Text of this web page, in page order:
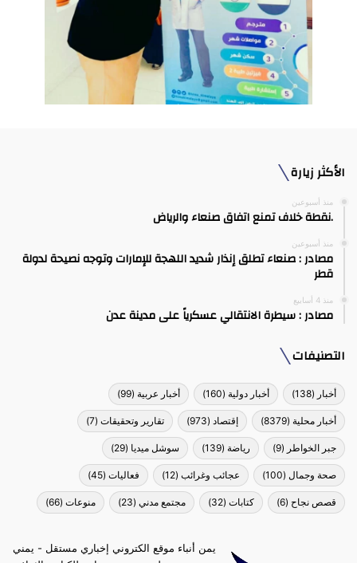
الأكثر زيارة
منذ أسبوعين
.نقطة خلاف تمنع اتفاق صنعاء والرياض
منذ أسبوعين
مصادر : صنعاء تطلق إنذار شديد اللهجة للإمارات وتوجه نصيحة لدولة
قطر
منذ 4 أسابيع
مصادر : سيطرة الانتقالي عسكرياً على مدينة عدن
التصنيفات
أخبار (138) أخبار دولية (160) أخبار عربية (99)
أخبار محلية (8379) إقتصاد (973) تقارير وتحقيقات (7)
جبر الخواطر (9) رياضة (139) سوشل ميديا (29)
صحة وجمال (100) عجائب وغرائب (12) فعاليات (45)
قصص نجاح (6) كتابات (32) مجتمع مدني (23) منوعات (66)
يمن أنباء موقع الكتروني إخباري مستقل - يمني